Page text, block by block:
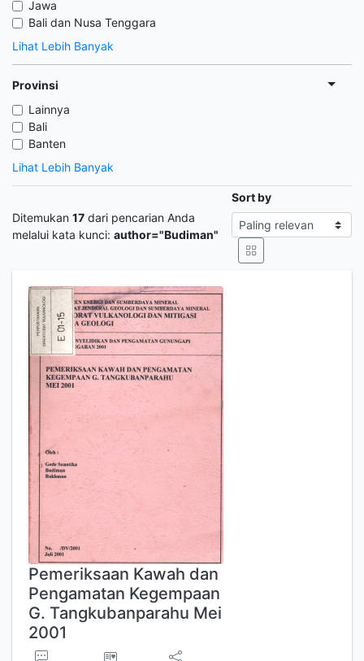
Jawa
Bali dan Nusa Tenggara
Lihat Lebih Banyak
Provinsi
Lainnya
Bali
Banten
Lihat Lebih Banyak
Ditemukan 17 dari pencarian Anda
melalui kata kunci: author="Budiman"
Sort by
Pemeriksaan Kawah dan
Pengamatan Kegempaan
G. Tangkubanparahu Mei
2001